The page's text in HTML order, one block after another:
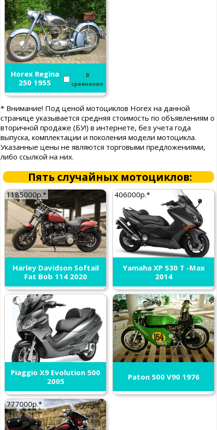
Horex Regina
250 1955
В
сравнение
* Внимание! Под ценой мотоциклов Horex на данной
странице указывается средняя стоимость по объявлениям о
вторичной продаже (БУ!) в интернете, без учета года
выпуска, комплектации и поколения модели мотоцикла.
Указанные цены не являются торговыми предложениями,
либо ссылкой на них.
Пять случайных мотоциклов:
1185000р.*
Harley Davidson Softail
Fat Bob 114 2020
406000р.*
Yamaha XP 530 T -Max
2014
Piaggio X9 Evolution 500
2005
Paton 500 V90 1976
777000р.*